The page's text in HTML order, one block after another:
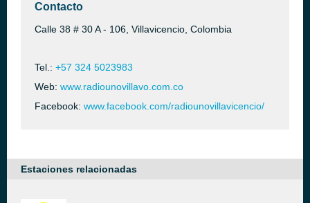
Contacto
Calle 38 # 30 A - 106, Villavicencio, Colombia
Tel.: +57 324 5023983
Web: www.radiounovillavo.com.co
Facebook: www.facebook.com/radiounovillavicencio/
Estaciones relacionadas